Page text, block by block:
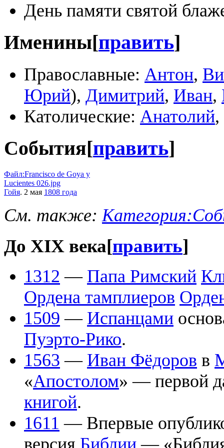
День памяти святой
Именины[править]
Православные: Антон,
Юрий), Димитрий, Иван,
Католические: Анатолий,
События[править]
Файл:Francisco de Goya y
Lucientes 026.jpg
Гойя. 2 мая 1808 года
См. также:
До XIX века[править]
1312 — Папа Римский
Ордена тамплиеров
1509 — Испанцами
Пуэрто-Рико.
1563 — Иван Фёдоров в
«Апостолом» — первой
книгой.
1611 — Впервые